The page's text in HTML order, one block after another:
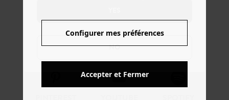
NO
FACEBOOK INSTAGRAM TIKTOK
Configurer mes préférences
Accepter et Fermer